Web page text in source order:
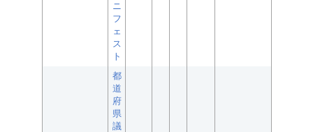
ニ
フ
ェ
ス
ト
都
道
府
県
議